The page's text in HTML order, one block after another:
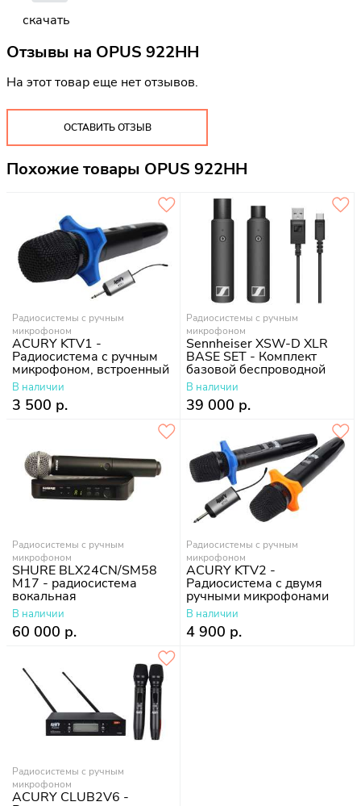
скачать
Отзывы на OPUS 922HH
На этот товар еще нет отзывов.
ОСТАВИТЬ ОТЗЫВ
Похожие товары OPUS 922HH
Радиосистемы с ручным
микрофоном
ACURY KTV1 -
Радиосистема с ручным
микрофоном, встроенный
аккумулятор
В наличии
3 500 р.
Радиосистемы с ручным
микрофоном
Sennheiser XSW-D XLR
BASE SET - Комплект
базовой беспроводной
системы
В наличии
39 000 р.
Радиосистемы с ручным
микрофоном
SHURE BLX24CN/SM58
M17 - радиосистема
вокальная
В наличии
60 000 р.
Радиосистемы с ручным
микрофоном
ACURY KTV2 -
Радиосистема с двумя
ручными микрофонами
В наличии
4 900 р.
Радиосистемы с ручным
микрофоном
ACURY CLUB2V6 -